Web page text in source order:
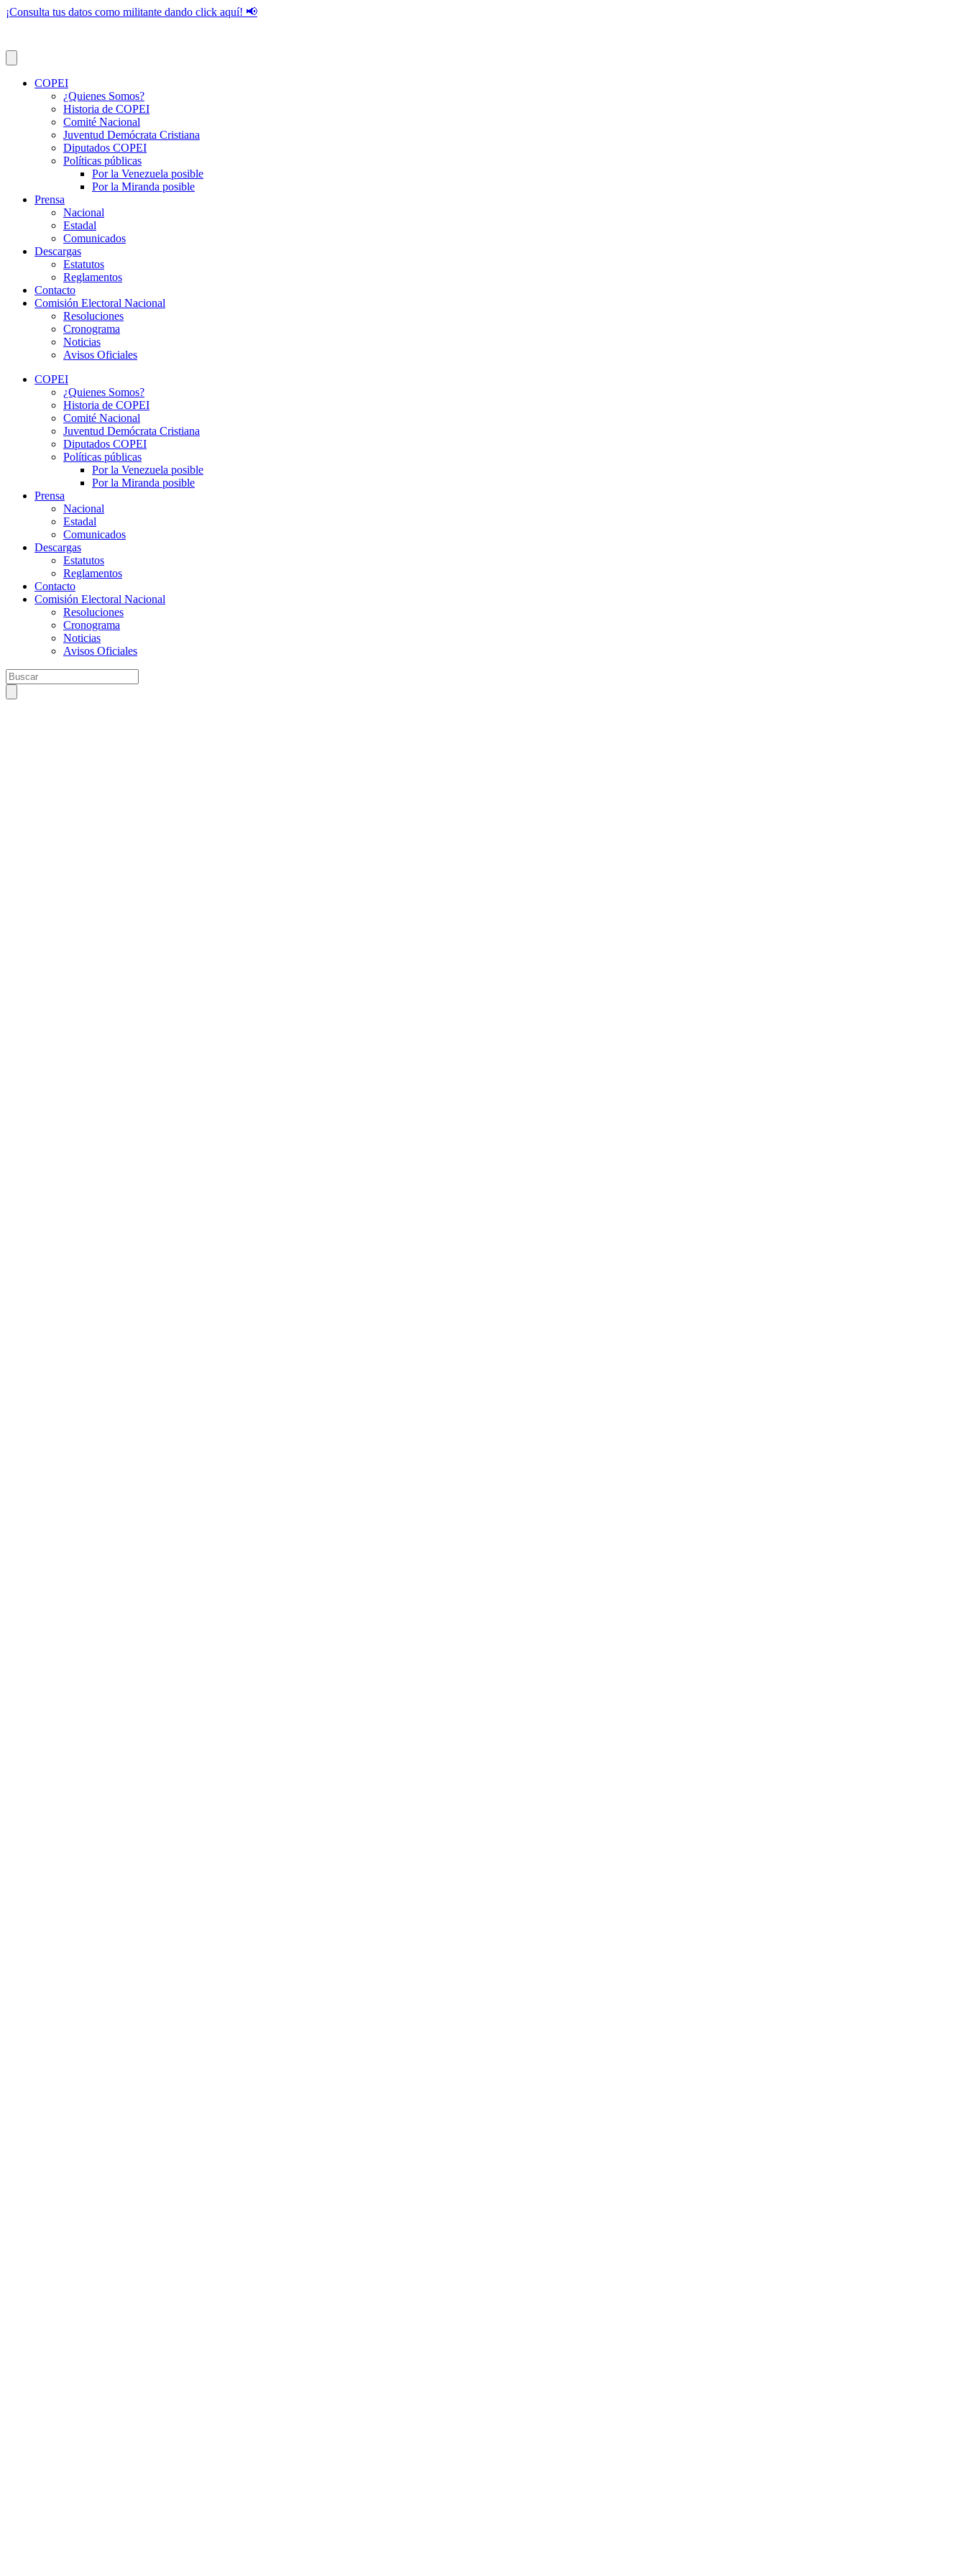
¡Consulta tus datos como militante dando click aquí! 📢
COPEI
¿Quienes Somos?
Historia de COPEI
Comité Nacional
Juventud Demócrata Cristiana
Diputados COPEI
Políticas públicas
Por la Venezuela posible
Por la Miranda posible
Prensa
Nacional
Estadal
Comunicados
Descargas
Estatutos
Reglamentos
Contacto
Comisión Electoral Nacional
Resoluciones
Cronograma
Noticias
Avisos Oficiales
COPEI
¿Quienes Somos?
Historia de COPEI
Comité Nacional
Juventud Demócrata Cristiana
Diputados COPEI
Políticas públicas
Por la Venezuela posible
Por la Miranda posible
Prensa
Nacional
Estadal
Comunicados
Descargas
Estatutos
Reglamentos
Contacto
Comisión Electoral Nacional
Resoluciones
Cronograma
Noticias
Avisos Oficiales